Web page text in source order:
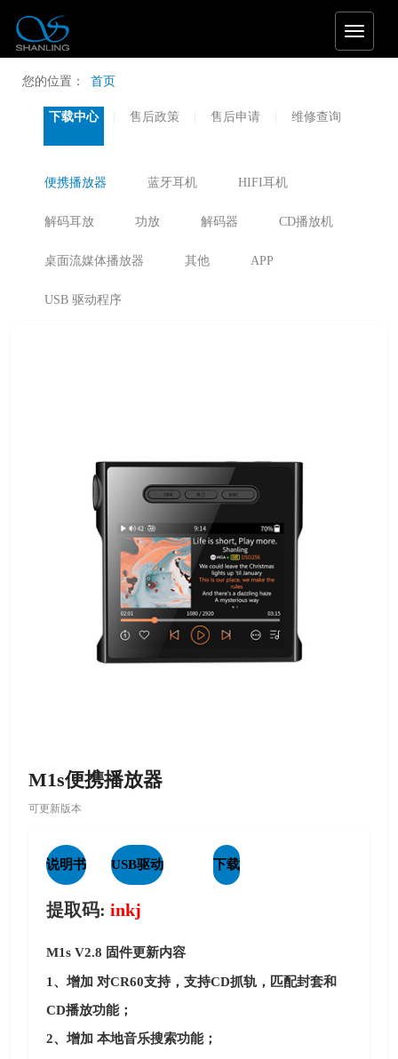
T
o
您的位置： 首页
下载中心 售后政策 售后申请 维修查询
便携播放器 蓝牙耳机 HIFI耳机
解码耳放 功放 解码器 CD播放机
桌面流媒体播放器 其他 APP
USB 驱动程序
M1s便携播放器
可更新版本
说明书 USB驱动 下载
提取码: inkj
M1s V2.8 固件更新内容
1、增加 对CR60支持，支持CD抓轨，匹配封套和
CD播放功能；
2、增加 本地音乐搜索功能；